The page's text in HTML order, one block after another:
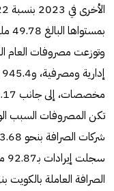
بمستواها البالغ 49.78 مليون دينار
تكن المصروفات السبب